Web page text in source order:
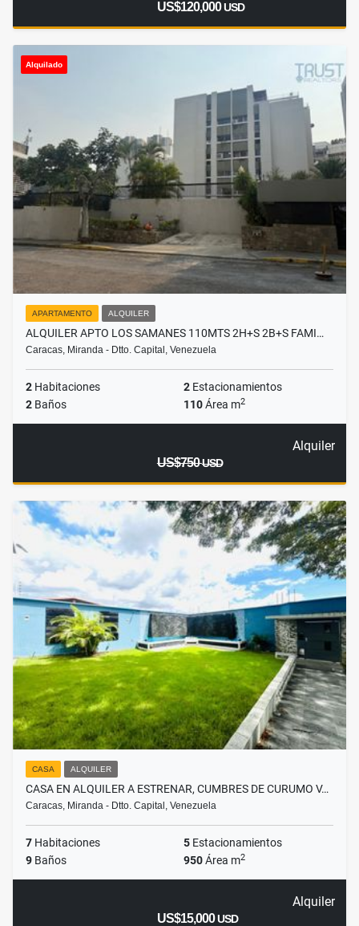
US$120,000USD
Alquilado
APARTAMENTO ALQUILER
ALQUILER APTO LOS SAMANES 110MTS 2H+S 2B+S FAMI…
Caracas, Miranda - Dtto. Capital, Venezuela
2 Habitaciones 2 Estacionamientos
2 Baños 110Área m2
Alquiler
US$750USD
CASA ALQUILER
CASA EN ALQUILER A ESTRENAR, CUMBRES DE CURUMO V…
Caracas, Miranda - Dtto. Capital, Venezuela
7 Habitaciones 5 Estacionamientos
9 Baños 950Área m2
Alquiler
US$15,000USD